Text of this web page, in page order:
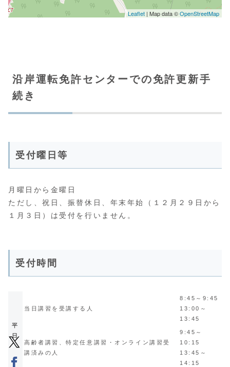
沿岸運転免許センターでの免許更新手
続き
受付曜日等
月曜日から金曜日
ただし、祝日、振替休日、年末年始（１２月２９日から
１月３日）は受付を行いません。
受付時間
平
日
当日講習を受講する人
8:45～9:45
13:00～
13:45
高齢者講習、特定任意講習・オンライン講習受
講済みの人
9:45～
10:15
13:45～
14:15